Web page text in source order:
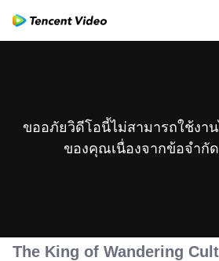
ขออภัยวิดีโอนี้ไม่สามารถใช้งา
ของคุณเนื่องจากข้อจำกั
The King of Wandering